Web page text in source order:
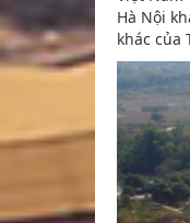
Hà Nội
khác của